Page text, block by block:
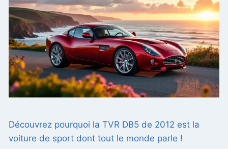
Découvrez pourquoi la TVR DB5 de 2012 est la
voiture de sport dont tout le monde parle !